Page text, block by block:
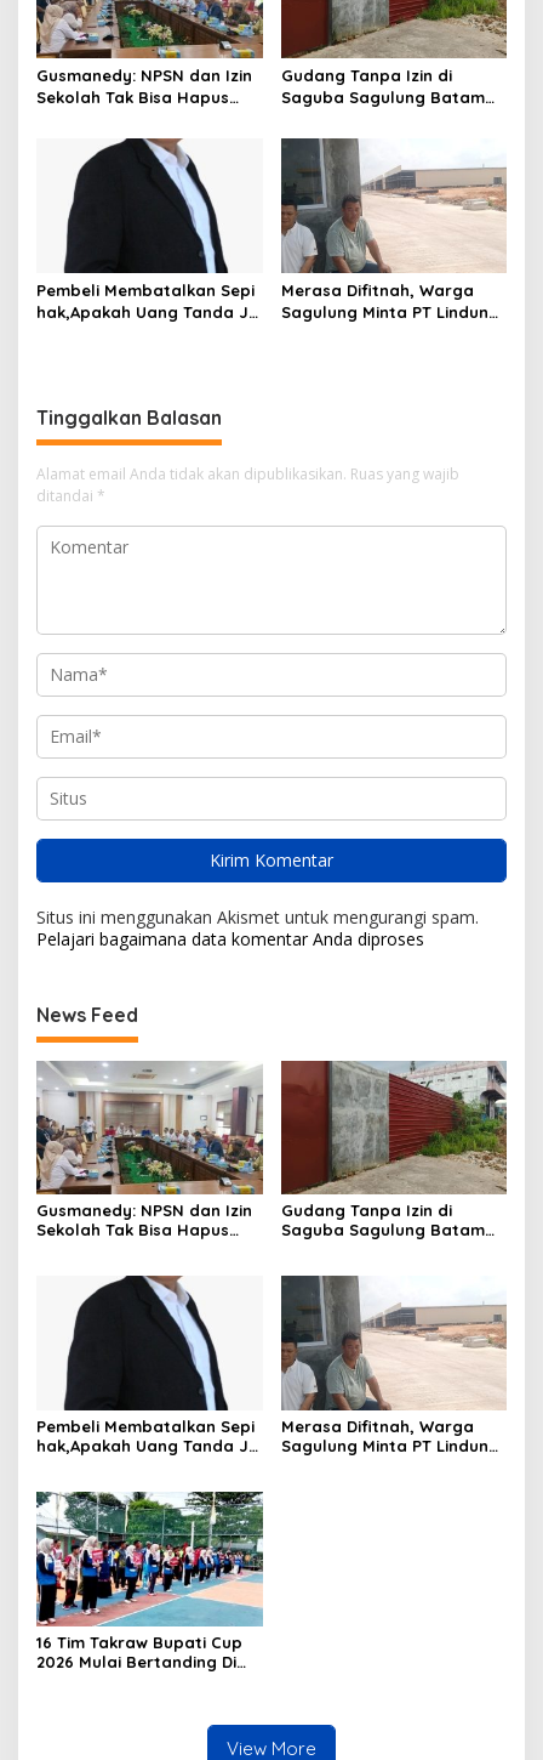
p
o
s
Gusmanedy: NPSN dan Izin
Sekolah Tak Bisa Hapus
Dugaan Kekerasan Anak
Gudang Tanpa Izin di
Saguba Sagulung Batam
Bersubsidi, Warga Resah
Terancam Bahaya
Kebakaran
Pembeli Membatalkan Sepi
hak,Apakah Uang Tanda Ja
Merasa Difitnah, Warga
Sagulung Minta PT Lindung
Tinggalkan Balasan
Alamat email Anda tidak akan dipublikasikan. Ruas yang wajib
ditandai *
Situs ini menggunakan Akismet untuk mengurangi spam.
Pelajari bagaimana data komentar Anda diproses
News Feed
Gusmanedy: NPSN dan Izin
Sekolah Tak Bisa Hapus
Gudang Tanpa Izin di
Saguba Sagulung Batam
Terancam Bahaya
Kebakaran
Pembeli Membatalkan Sepi
hak,Apakah Uang Tanda Ja
Merasa Difitnah, Warga
Sagulung Minta PT Lindung
16 Tim Takraw Bupati Cup
2026 Mulai Bertanding Di
View More